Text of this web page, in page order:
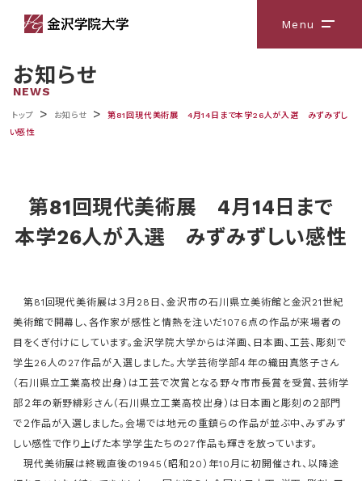
Menu メニ
お知らせ
NEWS
トップ > お知らせ >
第81回現代美術展 4月14日まで本学26人が入選 みずみずし
い感性
第81回現代美術展 4月14日まで
本学26人が入選 みずみずしい感性
第81回現代美術展は３月28日、金沢市の石川県立美術館と金沢21世紀
美術館で開幕し、各作家が感性と情熱を注いだ1076点の作品が来場者の
目をくぎ付けにしています。金沢学院大学からは洋画、日本画、工芸、彫刻で
学生26人の27作品が入選しました。大学芸術学部４年の織田真悠子さん
（石川県立工業高校出身）は工芸で次賞となる野々市市長賞を受賞、芸術学
部２年の新野緋彩さん（石川県立工業高校出身）は日本画と彫刻の２部門
で２作品が入選しました。会場では地元の重鎮らの作品が並ぶ中、みずみず
しい感性で作り上げた本学学生たちの27作品も輝きを放っています。
現代美術展は終戦直後の1945（昭和20）年10月に初開催され、以降途